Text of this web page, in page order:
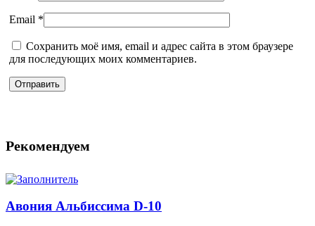
Email *
Сохранить моё имя, email и адрес сайта в этом браузере
для последующих моих комментариев.
Рекомендуем
Авония Альбиссима D-10